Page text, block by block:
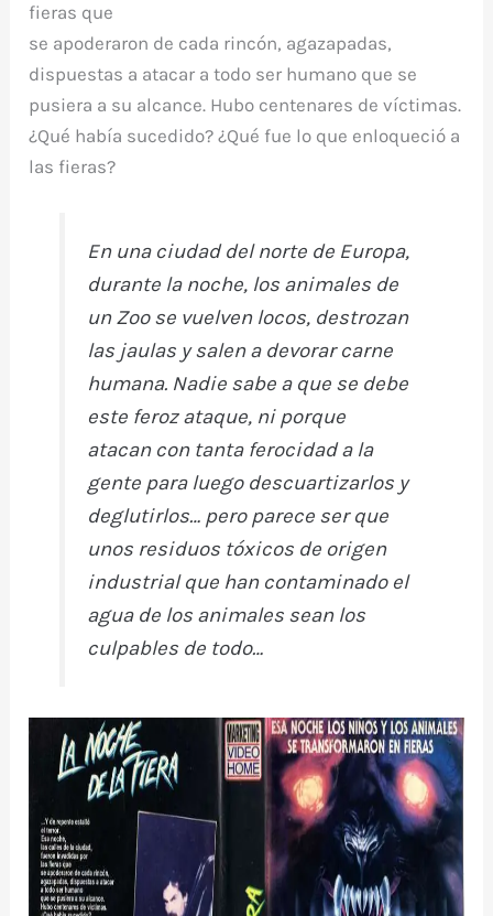
fieras que
se apoderaron de cada rincón, agazapadas,
dispuestas a atacar a todo ser humano que se
pusiera a su alcance. Hubo centenares de víctimas.
¿Qué había sucedido? ¿Qué fue lo que enloqueció a
las fieras?
En una ciudad del norte de Europa,
durante la noche, los animales de
un Zoo se vuelven locos, destrozan
las jaulas y salen a devorar carne
humana. Nadie sabe a que se debe
este feroz ataque, ni porque
atacan con tanta ferocidad a la
gente para luego descuartizarlos y
deglutirlos… pero parece ser que
unos residuos tóxicos de origen
industrial que han contaminado el
agua de los animales sean los
culpables de todo…